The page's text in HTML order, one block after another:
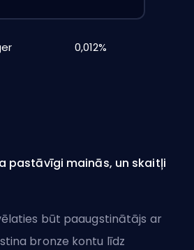
0,012%
pastāvīgi mainās, un skaitļi
būt paaugstinātājs ar
bronze kontu līdz